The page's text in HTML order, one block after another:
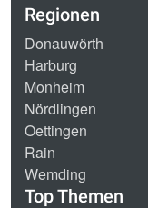
Regionen
Donauwörth
Harburg
Monheim
Nördlingen
Oettingen
Rain
Wemding
Top Themen